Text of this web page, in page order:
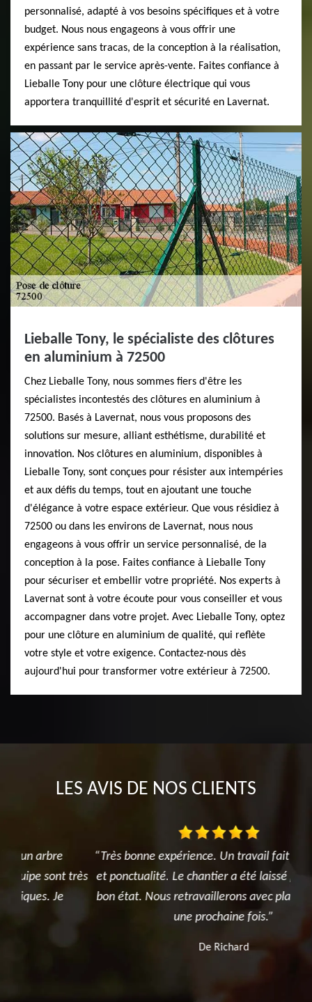
personnalisé, adapté à vos besoins spécifiques et à votre
budget. Nous nous engageons à vous offrir une
expérience sans tracas, de la conception à la réalisation,
en passant par le service après-vente. Faites confiance à
Lieballe Tony pour une clôture électrique qui vous
apportera tranquillité d'esprit et sécurité en Lavernat.
Lieballe Tony, le spécialiste des clôtures
en aluminium à 72500
Chez Lieballe Tony, nous sommes fiers d'être les
spécialistes incontestés des clôtures en aluminium à
72500. Basés à Lavernat, nous vous proposons des
solutions sur mesure, alliant esthétisme, durabilité et
innovation. Nos clôtures en aluminium, disponibles à
Lieballe Tony, sont conçues pour résister aux intempéries
et aux défis du temps, tout en ajoutant une touche
d'élégance à votre espace extérieur. Que vous résidiez à
72500 ou dans les environs de Lavernat, nous nous
engageons à vous offrir un service personnalisé, de la
conception à la pose. Faites confiance à Lieballe Tony
pour sécuriser et embellir votre propriété. Nos experts à
Lavernat sont à votre écoute pour vous conseiller et vous
accompagner dans votre projet. Avec Lieballe Tony, optez
pour une clôture en aluminium de qualité, qui reflète
votre style et votre exigence. Contactez-nous dès
aujourd'hui pour transformer votre extérieur à 72500.
LES AVIS DE NOS CLIENTS
“Très bonne expérience. Un travail fait avec sérieux
et ponctualité. Le chantier a été laissé propre et en
bon état. Nous retravaillerons avec plaisir avec eux
une prochaine fois.”